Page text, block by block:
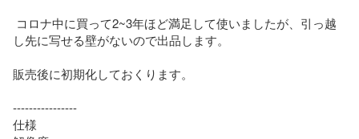
し先に写せる壁がないので出品します。
販売後に初期化しておくります。
‐---------------
仕様